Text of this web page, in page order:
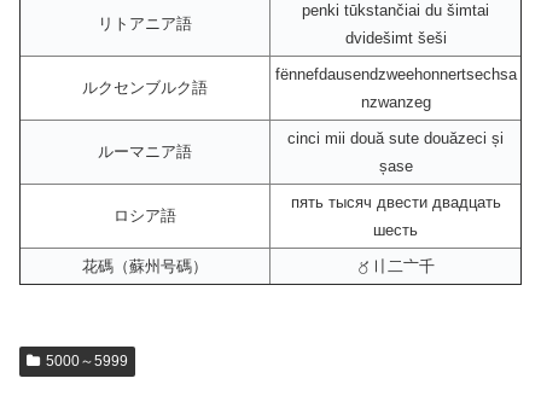
リトアニア語
penki tūkstančiai du šimtai
dvidešimt šeši
ルクセンブルク語
fënnefdausendzweehonnertsechsa
nzwanzeg
ルーマニア語
cinci mii două sute douăzeci și
șase
ロシア語
пять тысяч двести двадцать
шесть
花碼（蘇州号碼）
〥〢二〦千
5000～5999